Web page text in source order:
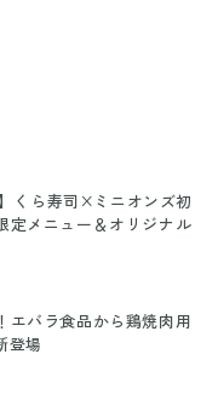
くら寿司×ミニオンズ初
定メニュー＆オリジナル
エバラ食品から鶏焼肉用
登場